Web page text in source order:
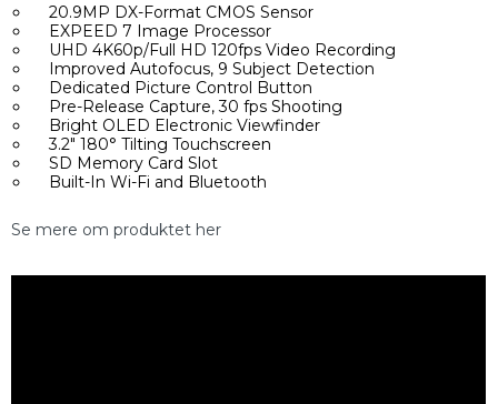
20.9MP DX-Format CMOS Sensor
EXPEED 7 Image Processor
UHD 4K60p/Full HD 120fps Video Recording
Improved Autofocus, 9 Subject Detection
Dedicated Picture Control Button
Pre-Release Capture, 30 fps Shooting
Bright OLED Electronic Viewfinder
3.2" 180° Tilting Touchscreen
SD Memory Card Slot
Built-In Wi-Fi and Bluetooth
Se mere om produktet her